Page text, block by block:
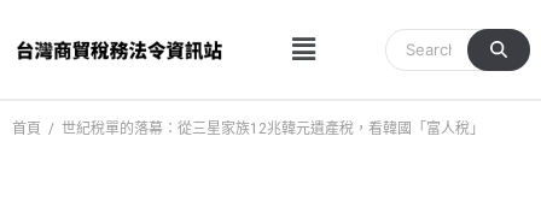
內
Menu
首頁 / 世紀稅單的落幕：從三星家族12兆韓元遺產稅，看韓國「富人稅」